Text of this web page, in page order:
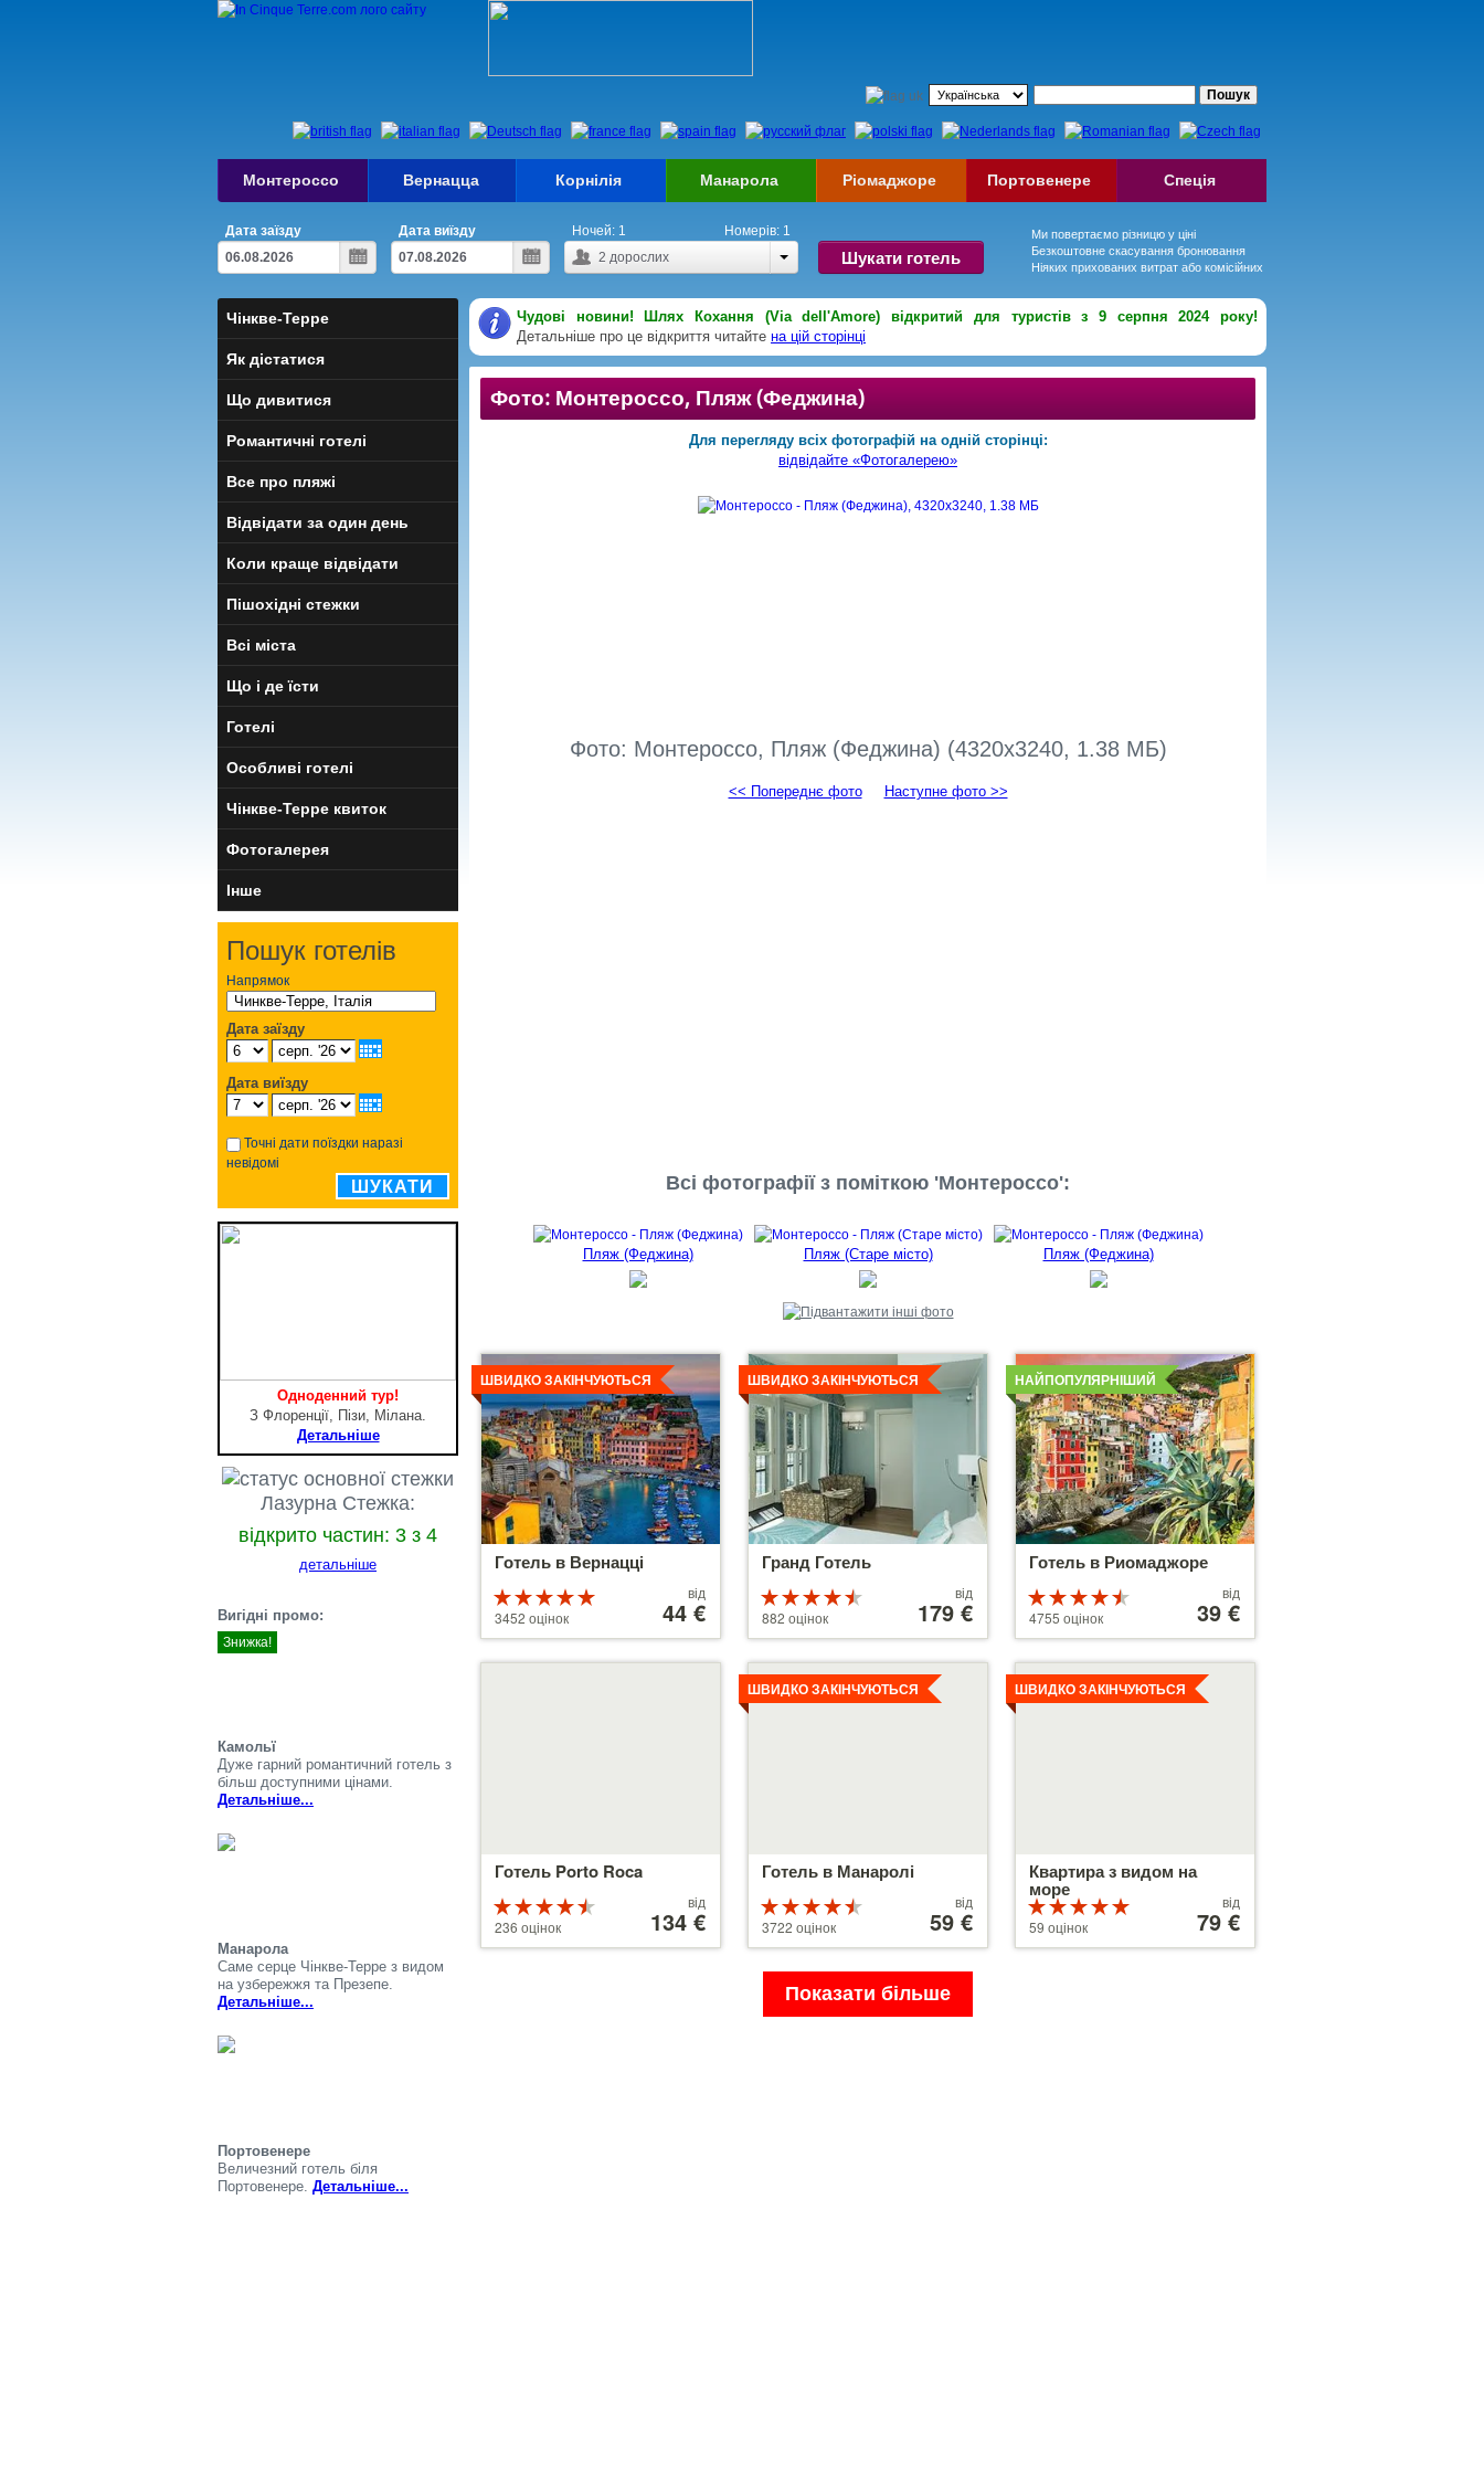
Монтероссо Вернацца Корнілія Манарола Ріомаджоре Портовенере Спеція
Дата заїзду
Дата виїзду
2 дорослих
Ночей: 1 Номерів: 1
Шукати готель
Ми повертаємо різницю у ціні
Безкоштовне скасування бронювання
Ніяких прихованих витрат або комісійних
Чудові новини! Шлях Кохання (Via dell'Amore) відкритий для туристів з 9 серпня 2024 року!
Детальніше про це відкриття читайте на цій сторінці
Фото: Монтероссо, Пляж (Феджина)
Для перегляду всіх фотографій на одній сторінці:
відвідайте «Фотогалерею»
Фото: Монтероссо, Пляж (Феджина) (4320x3240, 1.38 МБ)
<< Попереднє фото Наступне фото >>
Всі фотографії з поміткою 'Монтероссо':
Пляж (Феджина) Пляж (Старе місто) Пляж (Феджина)
Готель в Вернацці
ШВИДКО ЗАКІНЧУЮТЬСЯ
5 з 5
3452 оцінок
від
44 €
Детальніше
Гранд Готель
ШВИДКО ЗАКІНЧУЮТЬСЯ
4.5 з 5
882 оцінок 179 €
від
179 €
Детальніше
Готель в Риомаджоре
НАЙПОПУЛЯРНІШИЙ
4.5 з 5
4755 оцінок
від
39 €
Детальніше
Готель Porto Roca
4.5 з 5
236 оцінок 134 €
від
134 €
Детальніше
Готель в Манаролі
ШВИДКО ЗАКІНЧУЮТЬСЯ
4.5 з 5
3722 оцінок
від
59 €
Детальніше
Квартира з видом на
море
ШВИДКО ЗАКІНЧУЮТЬСЯ
5 з 5
59 оцінок
від
79 €
Детальніше
Показати більше
Чінкве-Терре
Як дістатися
Що дивитися
Романтичні готелі
Все про пляжі
Відвідати за один день
Коли краще відвідати
Пішохідні стежки
Всі міста
Що і де їсти
Готелі
Особливі готелі
Чінкве-Терре квиток
Фотогалерея
Інше
Пошук готелів
Напрямок
Дата заїзду
Дата виїзду
Точні дати поїздки наразі
невідомі
ШУКАТИ
Одноденний тур!
З Флоренції, Пізи, Мілана.
Детальніше
Лазурна Стежка:
відкрито частин: 3 з 4
детальніше
Вигідні промо:
Знижка!
Камольї
Дуже гарний романтичний готель з
більш доступними цінами.
Детальніше...
Манарола
Саме серце Чінкве-Терре з видом
на узбережжя та Презепе.
Детальніше...
Портовенере
Величезний готель біля
Портовенере. Детальніше...